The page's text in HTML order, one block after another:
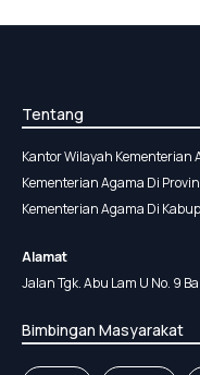
Tentang
Kantor Wilayah Kementerian
Kementerian Agama Di
Kementerian Agama Di
Alamat
Jalan Tgk. Abu Lam U No. 9
Bimbingan Masyarakat